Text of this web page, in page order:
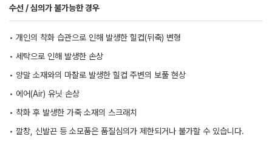
수선 / 심의가 불가능한 경우
• 개인의 착화 습관으로 인해 발생한 힐컵(뒤축) 변형
• 세탁으로 인해 발생한 손상
• 양말 소재와의 마찰로 발생한 힐컵 주변의 보풀 현상
• 에어(Air) 유닛 손상
• 착화 후 발생한 가죽 소재의 스크래치
• 깔창, 신발끈 등 소모품은 품질심의가 제한되거나 불가할 수 있습니다.